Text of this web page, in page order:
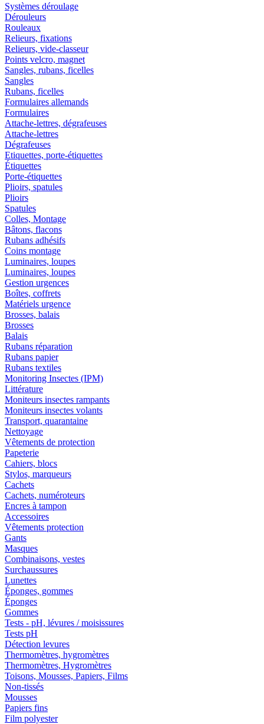
Systèmes déroulage
Dérouleurs
Rouleaux
Relieurs, fixations
Relieurs, vide-classeur
Points velcro, magnet
Sangles, rubans, ficelles
Sangles
Rubans, ficelles
Formulaires allemands
Formulaires
Attache-lettres, dégrafeuses
Attache-lettres
Dégrafeuses
Etiquettes, porte-étiquettes
Étiquettes
Porte-étiquettes
Plioirs, spatules
Plioirs
Spatules
Colles, Montage
Bâtons, flacons
Rubans adhésifs
Coins montage
Luminaires, loupes
Luminaires, loupes
Gestion urgences
Boîtes, coffrets
Matériels urgence
Brosses, balais
Brosses
Balais
Rubans réparation
Rubans papier
Rubans textiles
Monitoring Insectes (IPM)
Littérature
Moniteurs insectes rampants
Moniteurs insectes volants
Transport, quarantaine
Nettoyage
Vêtements de protection
Papeterie
Cahiers, blocs
Stylos, marqueurs
Cachets
Cachets, numéroteurs
Encres à tampon
Accessoires
Vêtements protection
Gants
Masques
Combinaisons, vestes
Surchaussures
Lunettes
Éponges, gommes
Éponges
Gommes
Tests - pH, lévures / moisissures
Tests pH
Détection levures
Thermomètres, hygromètres
Thermomètres, Hygromètres
Toisons, Mousses, Papiers, Films
Non-tissés
Mousses
Papiers fins
Film polyester